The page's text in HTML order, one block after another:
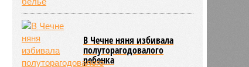
В Чечне няня избивала
полуторагодовалого
ребенка